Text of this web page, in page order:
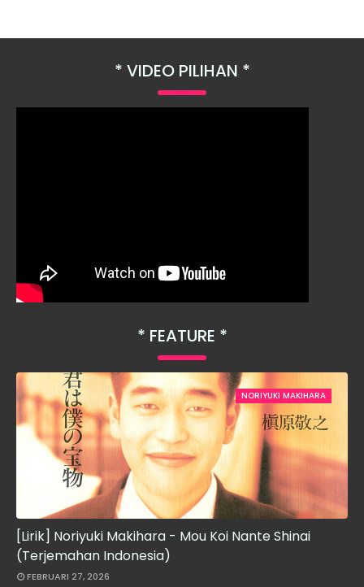
VIDEO PILIHAN
FEATURE
NORIYUKI MAKIHARA
[Lirik] Noriyuki Makihara - Mou Koi Nante Shinai
(Terjemahan Indonesia)
FEBRUARI 27, 2026